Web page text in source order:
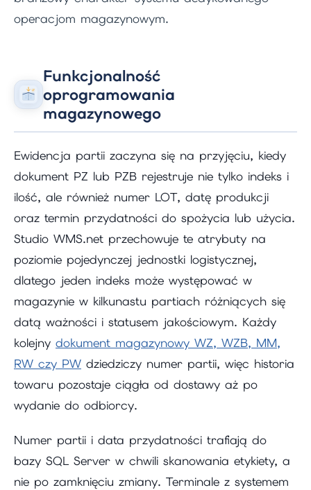
operacjom magazynowym.
Funkcjonalność
oprogramowania
magazynowego
Ewidencja partii zaczyna się na przyjęciu, kiedy
dokument PZ lub PZB rejestruje nie tylko indeks i
ilość, ale również numer LOT, datę produkcji
oraz termin przydatności do spożycia lub użycia.
Studio WMS.net przechowuje te atrybuty na
poziomie pojedynczej jednostki logistycznej,
dlatego jeden indeks może występować w
magazynie w kilkunastu partiach różniących się
datą ważności i statusem jakościowym. Każdy
kolejny dokument magazynowy WZ, WZB, MM,
RW czy PW dziedziczy numer partii, więc historia
towaru pozostaje ciągła od dostawy aż po
wydanie do odbiorcy.
Numer partii i data przydatności trafiają do
bazy SQL Server w chwili skanowania etykiety, a
nie po zamknięciu zmiany. Terminale z systemem